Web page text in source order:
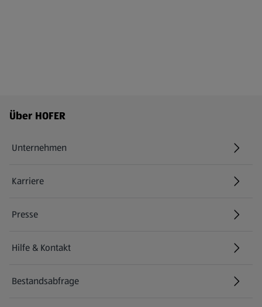
Fußzeilenmenü - weitere Links
Über HOFER
Unternehmen
Karriere
(öffnet in einem neuen Tab)
Presse
Hilfe & Kontakt
(öffnet in einem neuen Tab)
Bestandsabfrage
(öffnet in einem neuen Tab)